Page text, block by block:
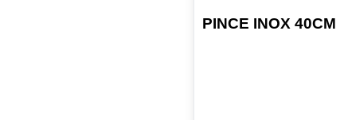
PINCE INOX 40CM